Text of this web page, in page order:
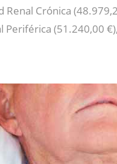
Crónica
(51.240,00